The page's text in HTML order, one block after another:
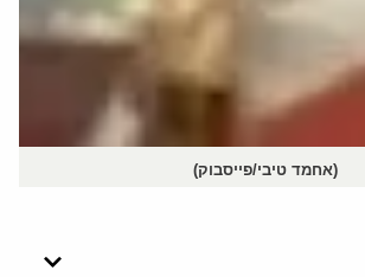
(אחמד טיבי/פייסבוק)